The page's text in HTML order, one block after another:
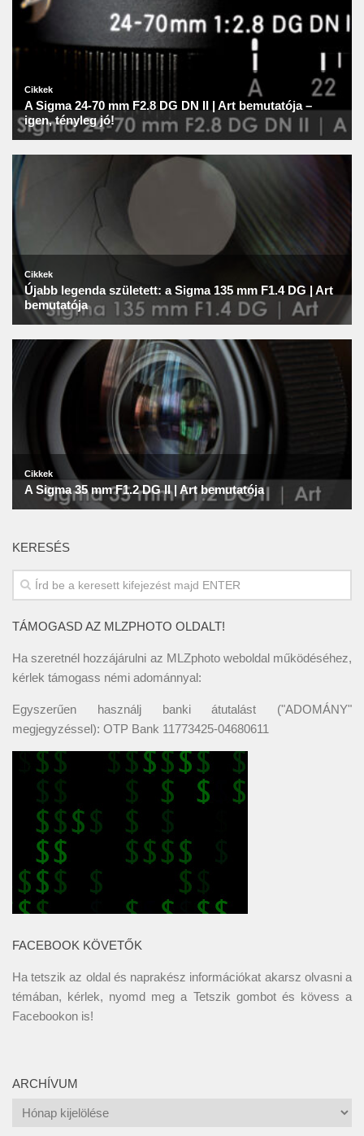
KERESÉS
TÁMOGASD AZ MLZPHOTO OLDALT!
Ha szeretnél hozzájárulni az MLZphoto weboldal működéséhez,
kérlek támogass némi adománnyal:
Egyszerűen használj banki átutalást ("ADOMÁNY"
megjegyzéssel): OTP Bank 11773425-04680611
FACEBOOK KÖVETŐK
Ha tetszik az oldal és naprakész információkat akarsz olvasni a
témában, kérlek, nyomd meg a Tetszik gombot és kövess a
Facebookon is!
ARCHÍVUM
Archívum